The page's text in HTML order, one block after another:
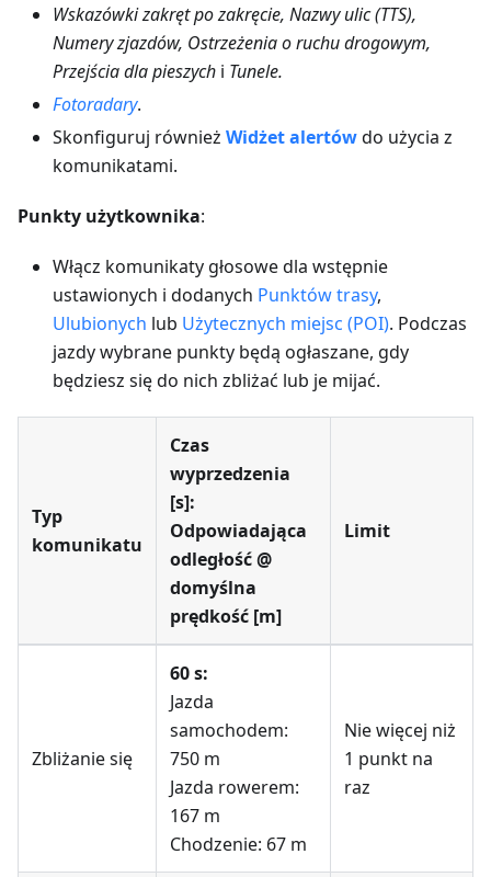
Wskazówki zakręt po zakręcie, Nazwy ulic (TTS),
Numery zjazdów, Ostrzeżenia o ruchu drogowym,
Przejścia dla pieszych i Tunele.
Fotoradary.
Skonfiguruj również Widżet alertówdo użycia z
komunikatami.
Punkty użytkownika:
Włącz komunikaty głosowe dla wstępnie
ustawionych i dodanych Punktów trasy,
Ulubionych lub Użytecznych miejsc (POI). Podczas
jazdy wybrane punkty będą ogłaszane, gdy
będziesz się do nich zbliżać lub je mijać.
Typ
komunikatu
Czas
wyprzedzenia
[s]:
Odpowiadająca
odległość @
domyślna
prędkość [m]
Limit
Zbliżanie się
60 s:
Jazda
samochodem:
750 m
Jazda rowerem:
167 m
Chodzenie: 67 m
Nie więcej niż
1 punkt na
raz